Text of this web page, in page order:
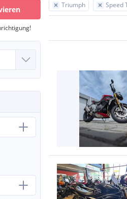
Triumph Speed